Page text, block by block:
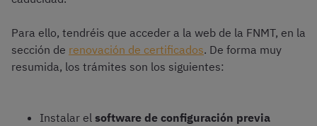
Para ello, tendréis que acceder a la web de la FNMT, en la
sección de renovación de certificados. De forma muy
resumida, los trámites son los siguientes:
Instalar el software de configuración previa